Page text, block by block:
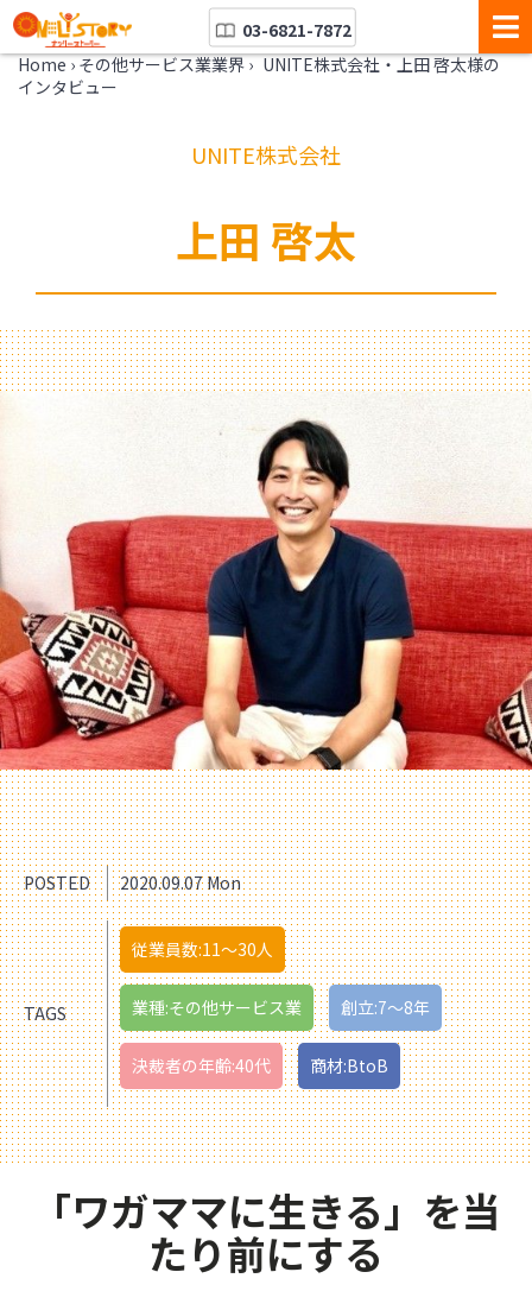
03-6821-7872
Home › その他サービス業業界 › UNITE株式会社・上田 啓太様の
インタビュー
UNITE株式会社
上田 啓太
POSTED 2020.09.07 Mon
TAGS
従業員数:11〜30人
業種:その他サービス業 創立:7〜8年
決裁者の年齢:40代 商材:BtoB
「ワガママに生きる」を当
たり前にする